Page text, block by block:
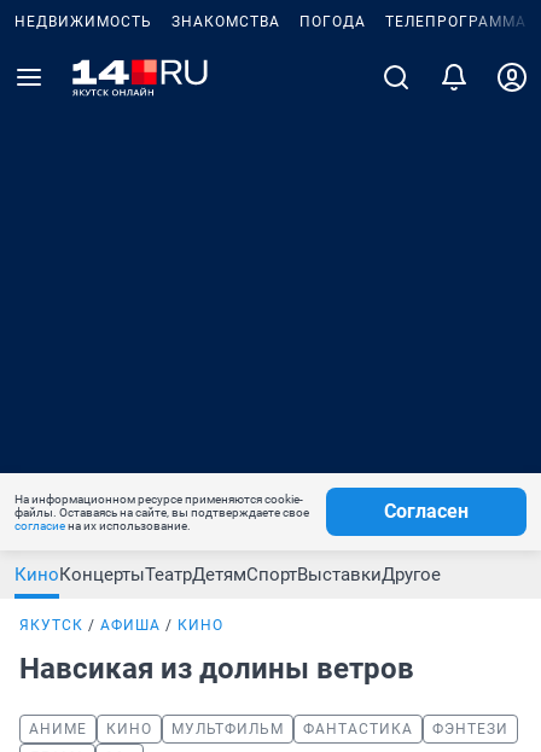
НЕДВИЖИМОСТЬ ЗНАКОМСТВА ПОГОДА ТЕЛЕПРОГРАММА
На информационном ресурсе применяются cookie-
файлы. Оставаясь на сайте, вы подтверждаете свое
согласиена их использование.
Согласен
КиноКонцертыТеатрДетямСпортВыставкиДругое
ЯКУТСК АФИША КИНО
Навсикая из долины ветров
АНИМЕ КИНО МУЛЬТФИЛЬМ ФАНТАСТИКА
ФЭНТЕЗИ